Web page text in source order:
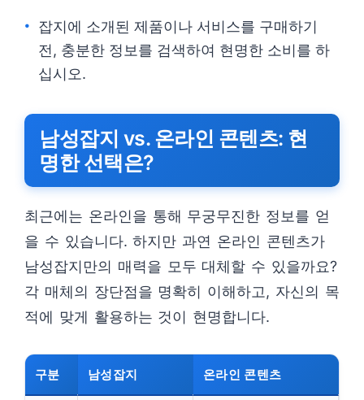
잡지에 소개된 제품이나 서비스를 구매하기
전, 충분한 정보를 검색하여 현명한 소비를 하
십시오.
남성잡지 vs. 온라인 콘텐츠: 현
명한 선택은?
최근에는 온라인을 통해 무궁무진한 정보를 얻
을 수 있습니다. 하지만 과연 온라인 콘텐츠가
남성잡지만의 매력을 모두 대체할 수 있을까요?
각 매체의 장단점을 명확히 이해하고, 자신의 목
적에 맞게 활용하는 것이 현명합니다.
구분 남성잡지 온라인 콘텐츠